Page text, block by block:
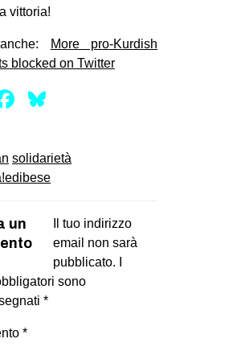
vittoria!
More pro-Kurdish
blocked on Twitter
Facebook
solidarietà
un
Il tuo indirizzo
email non sarà
pubblicato.
sono
*
*